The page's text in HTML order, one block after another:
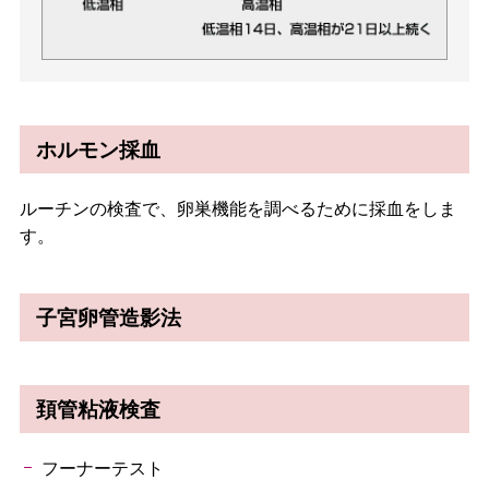
ホルモン採血
ルーチンの検査で、卵巣機能を調べるために採血をしま
す。
子宮卵管造影法
頚管粘液検査
フーナーテスト